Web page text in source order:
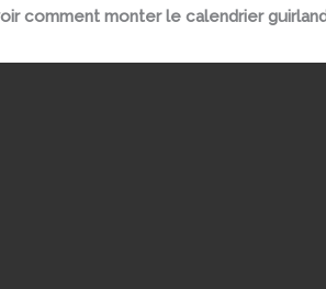
comment monter le calendrier